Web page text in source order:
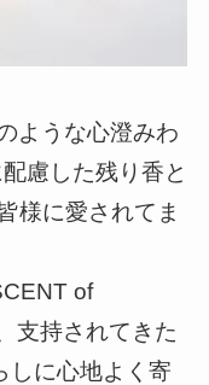
ような心澄みわ
慮した残り香と
様に愛されてま
of
支持されてきた
しに心地よく寄